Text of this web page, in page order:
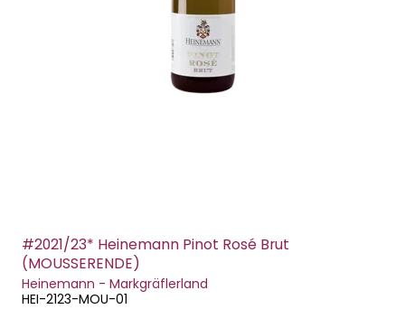
#2021/23* Heinemann Pinot Rosé Brut
(MOUSSERENDE)
Heinemann - Markgräflerland
HEI-2123-MOU-01